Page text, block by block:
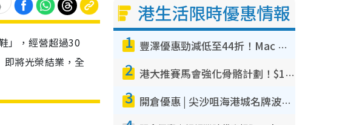
」，經營超過30
即將光榮結業，全
港生活限時優惠情報
1 豐澤優惠勁減低至44折！Mac mini/iPhone17Pro大減價！廚房家電$220起
2 港大推賽馬會強化骨骼計劃！$100骨質密度X光檢查 完成免費運動訓練送超市禮券！附參加資格
3 開倉優惠 | 尖沙咀海港城名牌波鞋開倉低至1折！On鞋$899起／Joy&Peace鞋履$98起